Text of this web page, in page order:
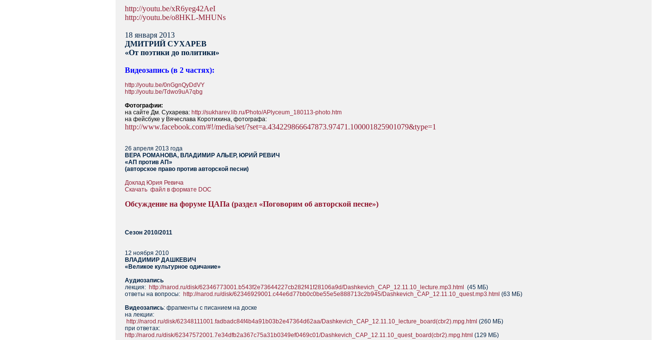
http://youtu.be/xR6yeg42AeI
http://youtu.be/o8HKL-MHUNs
18 января 2013
ДМИТРИЙ СУХАРЕВ
«От поэтики до политики»
Видеозапись(в 2 частях):
http://youtu.be/0nGgnQyDdVY
http://youtu.be/Tdwo9uA7qbg
Фотографии:
на сайте Дм. Сухарева: http://sukharev.lib.ru/Photo/APlyceum_180113-photo.htm
на фейсбуке у Вячеслава Коротихина, фотографа:
http://www.facebook.com/#!/media/set/?set=a.434229866647873.97471.100001825901079&type=1
26 апреля 2013 года
ВЕРА РОМАНОВА, ВЛАДИМИР АЛЬЕР, ЮРИЙ РЕВИЧ
«АП против АП»
(авторское право против авторской песни)
Доклад Юрия Ревича
Скачать файл в формате DOC
Обсуждение на форуме ЦАПа (раздел «Поговорим об авторской песне»)
Сезон 2010/2011
12 ноября 2010
ВЛАДИМИР ДАШКЕВИЧ
«Великое культурное одичание»
Аудиозапись
лекция: http://narod.ru/disk/62346773001.b543f2e73644227cb282f41f28106a9d/Dashkevich_CAP_12.11.10_lecture.mp3.html
(45 МБ)
ответы на вопросы: http://narod.ru/disk/62346929001.c44e6d77bb0c0be55e5e888713c2b945/Dashkevich_CAP_12.11.10_quest.mp3.html (63 МБ)
Видеозапись: фрагменты с писанием на доске
на лекции:
http://narod.ru/disk/62348111001.fadbadc84f4b4a91b03b2e47364d62aa/Dashkevich_CAP_12.11.10_lecture_board(cbr2).mpg.html (260 МБ)
при ответах:
http://narod.ru/disk/62347572001.7e34dfb2a367c75a31b0349ef0469c01/Dashkevich_CAP_12.11.10_quest_board(cbr2).mpg.html (129 МБ)